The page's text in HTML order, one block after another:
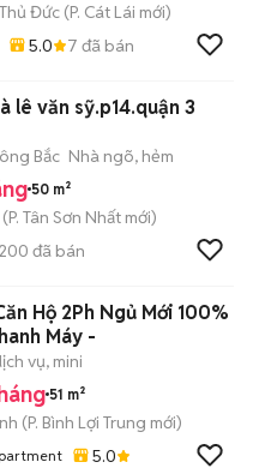
Đức (P. Cát Lái mới)
5.0 7 đã bán
lê văn sỹ.p14.quận 3
Bắc Nhà ngõ, hẻm
50 m²
(P. Tân Sơn Nhất mới)
200 đã bán
Hộ 2Ph Ngủ Mới 100%
Máy -
vụ, mini
51 m²
(P. Bình Lợi Trung mới)
5.0